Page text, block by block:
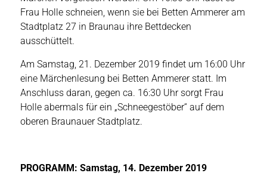
Frau Holle schneien, wenn sie bei Betten Ammerer am
Stadtplatz 27 in Braunau ihre Bettdecken
ausschüttelt.
Am Samstag, 21. Dezember 2019 findet um 16:00 Uhr
eine Märchenlesung bei Betten Ammerer statt. Im
Anschluss daran, gegen ca. 16:30 Uhr sorgt Frau
Holle abermals für ein „Schneegestöber“ auf dem
oberen Braunauer Stadtplatz.
PROGRAMM: Samstag, 14. Dezember 2019